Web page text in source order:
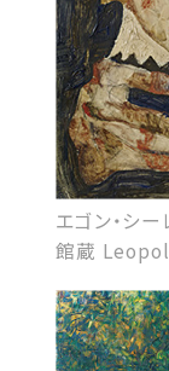
エゴン・シ
館蔵